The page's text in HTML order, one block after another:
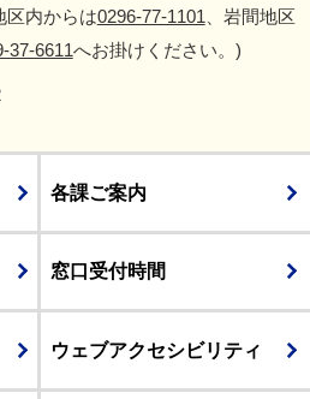
区内からは0296-77-1101 、岩間地区
37-6611へお掛けください。)
各課ご案内
窓口受付時間
ウェブアクセシビリティ